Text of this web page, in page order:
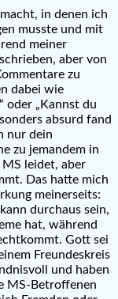
in denen ich
musste und mit
meiner
aber von
zu
dabei wie
oder „Kannst du
absurd fand
nur dein
zu jemandem in
leidet, aber
Das hatte mich
meinerseits:
durchaus sein,
hat, während
Gott sei
Freundeskreis
und haben
MS-Betroffenen